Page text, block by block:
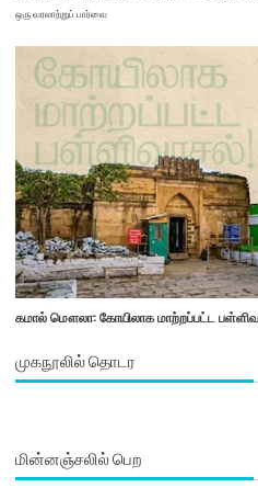
ஒரு வரலாற்றுப் பார்வை
கமால் மௌலா: கோயிலாக மாற்றப்பட்ட
முகநூலில் தொடர
மின்னஞ்சலில் பெற